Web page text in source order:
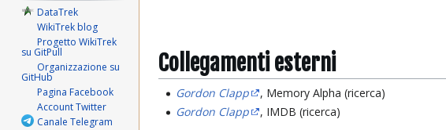
Collegamenti esterni
Gordon Clapp
, Memory Alpha (ricerca)
Gordon Clapp
, IMDB (ricerca)
DataTrek
WikiTrek blog
Progetto WikiTrek
su GitPull
Organizzazione su
GitHub
Pagina Facebook
Account Twitter
Canale Telegram